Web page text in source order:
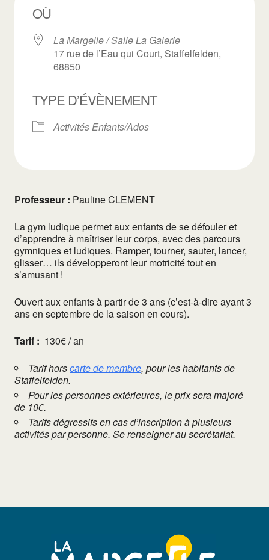
OÙ
La Margelle / Salle La Galerie
17 rue de l’Eau qui Court, Staffelfelden,
68850
TYPE D’ÉVÈNEMENT
Activités Enfants/Ados
Professeur : Pauline CLEMENT
La gym ludique permet aux enfants de se défouler et
d’apprendre à maîtriser leur corps, avec des parcours
gymniques et ludiques. Ramper, tourner, sauter, lancer,
glisser… ils développeront leur motricité tout en
s’amusant !
Ouvert aux enfants à partir de 3 ans (c’est-à-dire ayant 3
ans en septembre de la saison en cours).
Tarif : 130€ / an
Tarif horscarte de membre, pour les habitants de
Staffelfelden.
Pour les personnes extérieures, le prix sera majoré
de 10€.
Tarifs dégressifs en cas d’inscription à plusieurs
activités par personne. Se renseigner au secrétariat.